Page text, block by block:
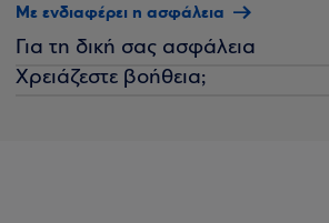
Με ενδιαφέρει η ασφάλεια
Για τη δική σας ασφάλεια
Χρειάζεστε βοήθεια;